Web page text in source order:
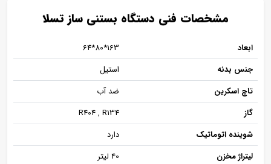
مشخصات فنی دستگاه بستنی ساز تسلا
ابعاد
163*80*64
جنس بدنه
استیل
تاچ اسکرین
ضد آب
گاز
R404 , R134
شوینده اتوماتیک
دارد
لیتراژ مخزن
40 لیتر